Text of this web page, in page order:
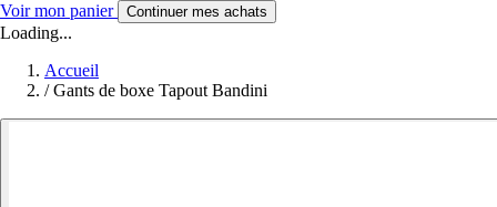
Voir mon panier Continuer mes achats
Loading...
Accueil
/ Gants de boxe Tapout Bandini